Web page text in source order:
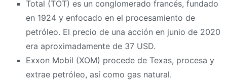
Total (TOT) es un conglomerado francés, fundado
en 1924 y enfocado en el procesamiento de
petróleo. El precio de una acción en junio de 2020
era aproximadamente de 37 USD.
Exxon Mobil (XOM) procede de Texas, procesa y
extrae petróleo, así como gas natural.